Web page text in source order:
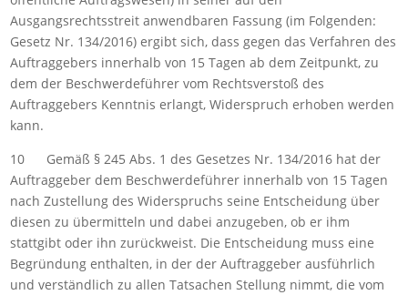
Ausgangsrechtsstreit anwendbaren Fassung (im Folgenden:
Gesetz Nr. 134/2016) ergibt sich, dass gegen das Verfahren des
Auftraggebers innerhalb von 15 Tagen ab dem Zeitpunkt, zu
dem der Beschwerdeführer vom Rechtsverstoß des
Auftraggebers Kenntnis erlangt, Widerspruch erhoben werden
kann.
10 Gemäß § 245 Abs. 1 des Gesetzes Nr. 134/2016 hat der
Auftraggeber dem Beschwerdeführer innerhalb von 15 Tagen
nach Zustellung des Widerspruchs seine Entscheidung über
diesen zu übermitteln und dabei anzugeben, ob er ihm
stattgibt oder ihn zurückweist. Die Entscheidung muss eine
Begründung enthalten, in der der Auftraggeber ausführlich
und verständlich zu allen Tatsachen Stellung nimmt, die vom